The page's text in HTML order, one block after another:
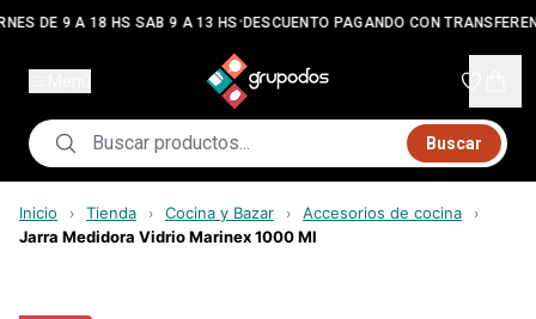
DE 9 A 18 HS SAB 9 A 13 HS•DESCUENTO PAGANDO CON
Buscar
Inicio › Tienda › Cocina y Bazar › Accesorios de cocina ›
Jarra Medidora Vidrio Marinex 1000 Ml